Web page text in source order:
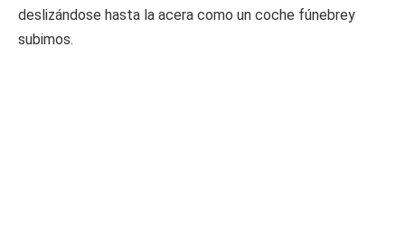
deslizándose hasta la acera como un coche fúnebrey
subimos.